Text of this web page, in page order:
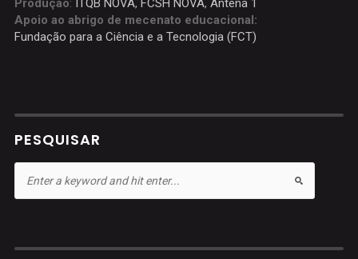
Produção: ITQB NOVA, FCSH NOVA, Antena 1
Apoio ao abrigo de mecenato educacional:
Fundação para a Ciência e a Tecnologia (FCT)
PESQUISAR